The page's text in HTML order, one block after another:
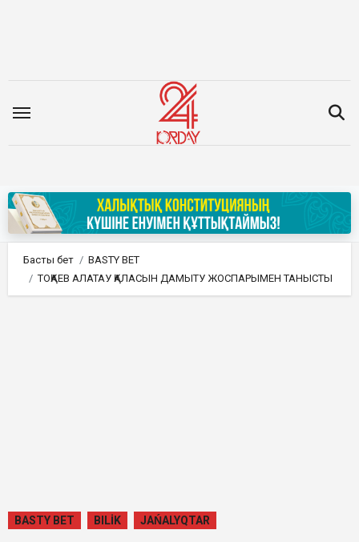
Басты бет
BASTY BET
ТОҚАЕВ АЛАТАУ ҚАЛАСЫН ДАМЫТУ ЖОСПАРЫМЕН ТАНЫСТЫ
BASTY BET BILİK JAŃALYQTAR